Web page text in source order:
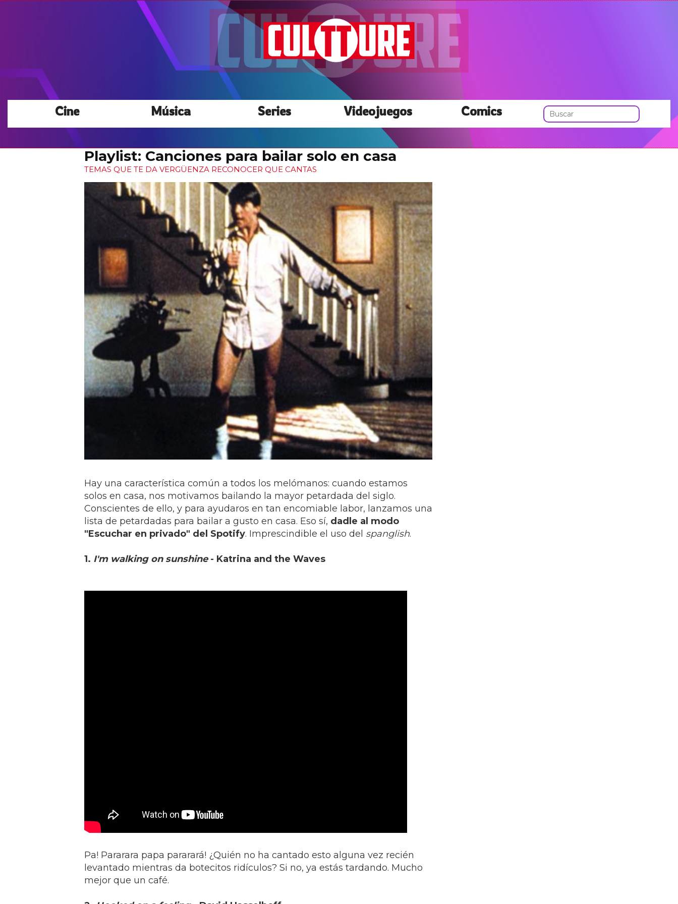
Cine Música Series Videojuegos Comics
Playlist: Canciones para bailar solo en casa
TEMAS QUE TE DA VERGÜENZA RECONOCER QUE CANTAS
Hay una característica común a todos los melómanos: cuando estamos
solos en casa, nos motivamos bailando la mayor petardada del siglo.
Conscientes de ello, y para ayudaros en tan encomiable labor, lanzamos una
lista de petardadas para bailar a gusto en casa. Eso sí, dadle al modo
"Escuchar en privado" del Spotify. Imprescindible el uso del spanglish.
1. I'm walking on sunshine- Katrina and the Waves
Pa! Pararara papa pararará! ¿Quién no ha cantado esto alguna vez recién
levantado mientras da botecitos ridículos? Si no, ya estás tardando. Mucho
mejor que un café.